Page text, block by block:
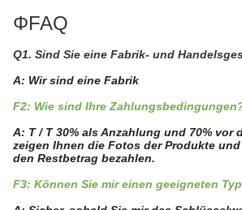
ΦFAQ
Q1. Sind Sie eine Fabrik- und
A: Wir sind eine Fabrik
F2: Wie sind Ihre
A: T / T 30% als Anzahlung und 70% vor
zeigen Ihnen die Fotos der Produkte
den Restbetrag bezahlen.
F3: Können Sie mir einen geeigneten